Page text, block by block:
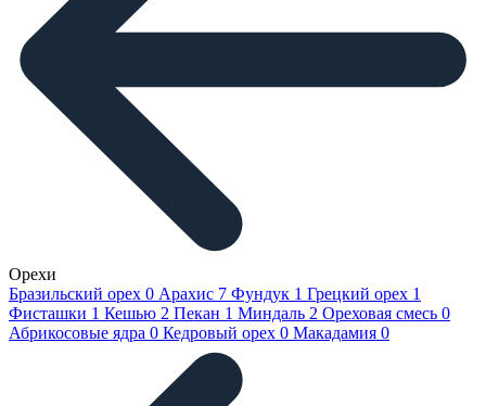
Орехи
Бразильский орех 0 Арахис 7 Фундук 1 Грецкий орех 1
Фисташки 1 Кешью 2 Пекан 1 Миндаль 2 Ореховая смесь 0
Абрикосовые ядра 0 Кедровый орех 0 Макадамия 0